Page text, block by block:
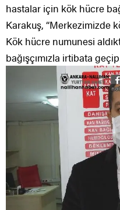
hastalar için kök hücre
Karakuş, “Merkezimizde
Kök hücre numunesi
bağışçımızla irtibata